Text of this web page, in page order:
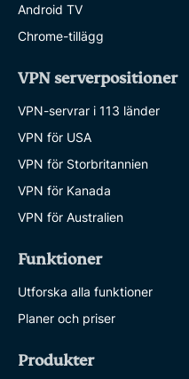
Android TV
Chrome-tillägg
VPN serverpositioner
VPN-servrar i 113 länder
VPN för USA
VPN för Storbritannien
VPN för Kanada
VPN för Australien
Funktioner
Utforska alla funktioner
Planer och priser
Produkter